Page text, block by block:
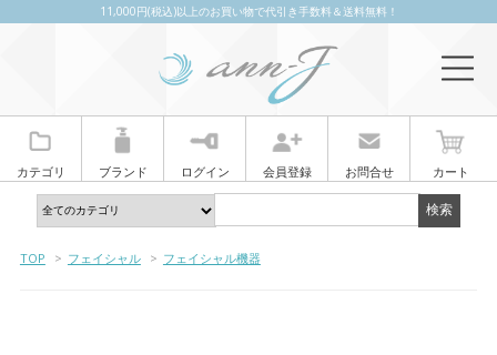
11,000円(税込)以上のお買い物で代引き手数料＆送料無料！
カテゴリ ブランド ログイン 会員登録 お問合せ カート
TOP > フェイシャル > フェイシャル機器